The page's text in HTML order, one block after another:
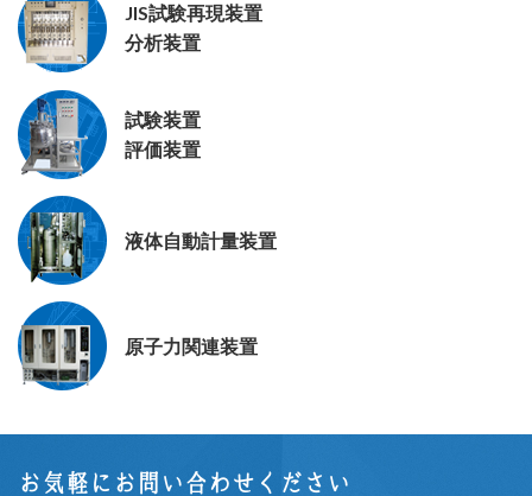
JIS試験再現装置
分析装置
試験装置
評価装置
液体自動計量装置
原子力関連装置
お気軽にお問い合わせください